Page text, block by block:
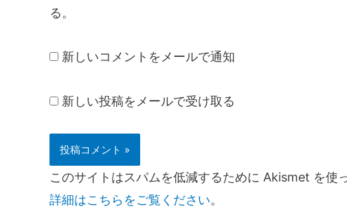
る。
新しいコメントをメールで通知
新しい投稿をメールで受け取る
このサイトはスパムを低減するために Akismet を使
詳細はこちらをご覧ください。